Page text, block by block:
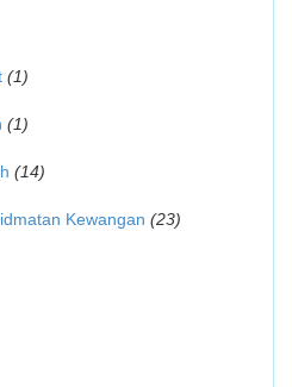
(1)
(1)
(14)
Kewangan (23)